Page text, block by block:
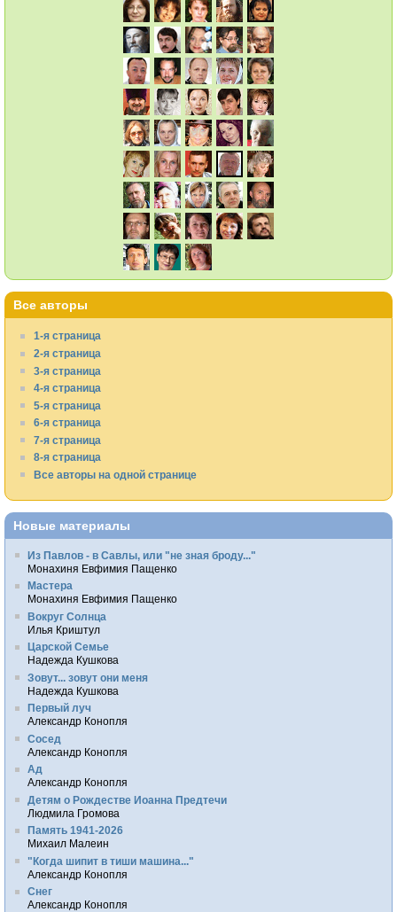
Все авторы
1-я страница
2-я страница
3-я страница
4-я страница
5-я страница
6-я страница
7-я страница
8-я страница
Все авторы на одной странице
Новые материалы
Из Павлов - в Савлы, или "не зная броду..."
Монахиня Евфимия Пащенко
Мастера
Монахиня Евфимия Пащенко
Вокруг Солнца
Илья Криштул
Царской Семье
Надежда Кушкова
Зовут... зовут они меня
Надежда Кушкова
Первый луч
Александр Конопля
Сосед
Александр Конопля
Ад
Александр Конопля
Детям о Рождестве Иоанна Предтечи
Людмила Громова
Память 1941-2026
Михаил Малеин
"Когда шипит в тиши машина..."
Александр Конопля
Снег
Александр Конопля